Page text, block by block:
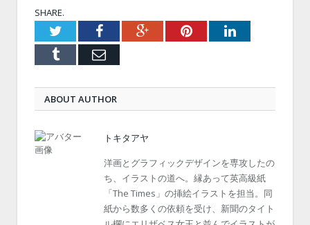
SHARE.
TwitterFacebookGoogle+PinterestLinkedIn
Tumblr Email
ABOUT AUTHOR
トキタアヤ
洋画とグラフィックデザインを専攻したの
ち、イラストの道へ。縁あって英高級紙
「The Times」の挿絵イラストを担当。同
紙から数多くの依頼を受け、新聞のタイト